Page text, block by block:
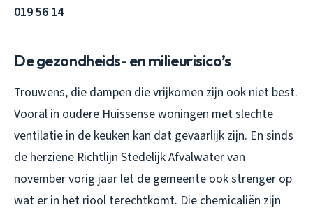
019 56 14
De gezondheids- en milieurisico’s
Trouwens, die dampen die vrijkomen zijn ook niet best.
Vooral in oudere Huissense woningen met slechte
ventilatie in de keuken kan dat gevaarlijk zijn. En sinds
de herziene Richtlijn Stedelijk Afvalwater van
november vorig jaar let de gemeente ook strenger op
wat er in het riool terechtkomt. Die chemicaliën zijn